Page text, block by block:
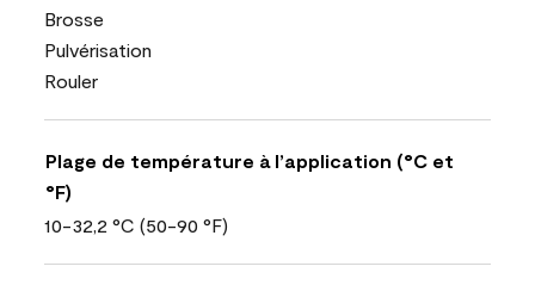
Brosse
Pulvérisation
Rouler
Plage de température à l’application (°C et
°F)
10-32,2 °C (50-90 °F)